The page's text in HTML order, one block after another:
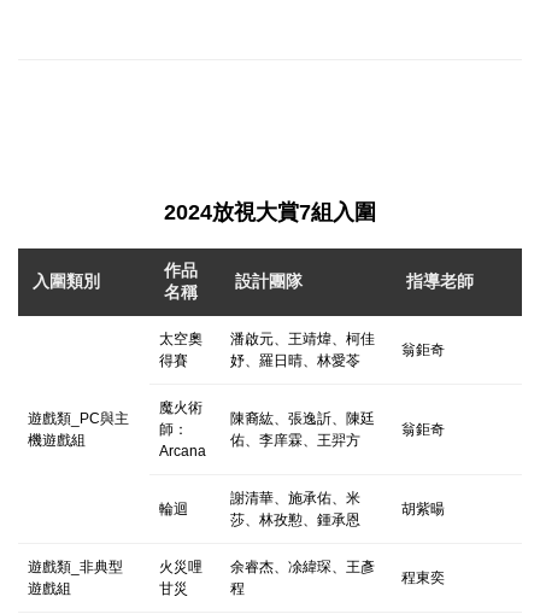
2024放視大賞7組入圍
入圍類別
作品
名稱
設計團隊 指導老師
遊戲類_PC與主
機遊戲組
太空奧
得賽
潘啟元、王靖煒、柯佳
妤、羅日晴、林愛苓
翁鉅奇
魔火術
師：
Arcana
陳裔紘、張逸訢、陳廷
佑、李庠霖、王羿方
翁鉅奇
輪迴
謝清華、施承佑、米
莎、林孜懃、鍾承恩
胡紫暘
遊戲類_非典型
遊戲組
火災哩
甘災
余睿杰、凃緯琛、王彥
程
程東奕